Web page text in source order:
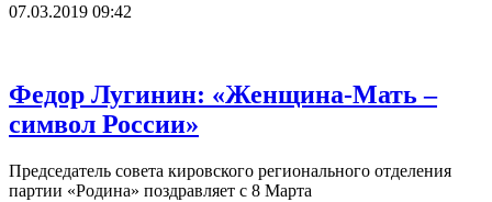
07.03.2019 09:42
Федор Лугинин: «Женщина-Мать –
символ России»
Председатель совета кировского регионального отделения
партии «Родина» поздравляет с 8 Марта